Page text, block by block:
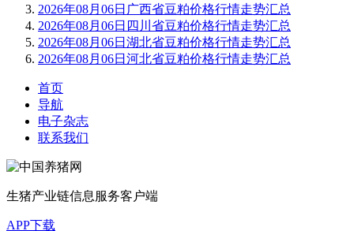
2026年08月06日广西省豆粕价格行情走势汇总
2026年08月06日四川省豆粕价格行情走势汇总
2026年08月06日湖北省豆粕价格行情走势汇总
2026年08月06日河北省豆粕价格行情走势汇总
首页
导航
电子杂志
联系我们
生猪产业链信息服务客户端
APP下载